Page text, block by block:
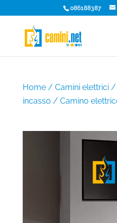
086188387
Home/ Camini elettrici/
incasso / Camino